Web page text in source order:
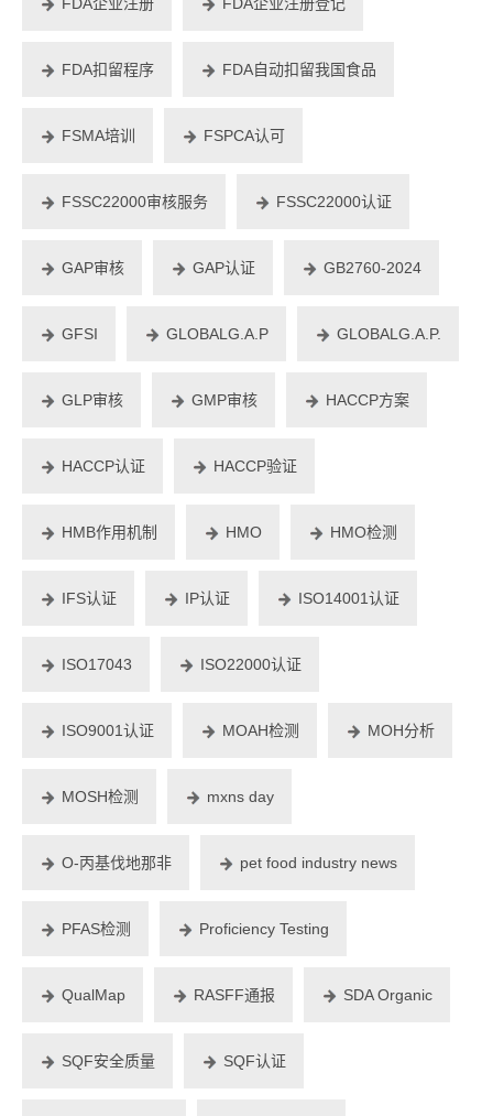
FDA扣留程序 FDA自动扣留我国食品
FSMA培训 FSPCA认可
FSSC22000审核服务 FSSC22000认证
GAP审核 GAP认证 GB2760-2024
GFSI GLOBALG.A.P GLOBALG.A.P.
GLP审核 GMP审核 HACCP方案
HACCP认证 HACCP验证
HMB作用机制 HMO HMO检测
IFS认证 IP认证 ISO14001认证
ISO17043 ISO22000认证
ISO9001认证 MOAH检测 MOH分析
MOSH检测 mxns day
O-丙基伐地那非 pet food industry news
PFAS检测 Proficiency Testing
QualMap RASFF通报 SDA Organic
SQF安全质量 SQF认证